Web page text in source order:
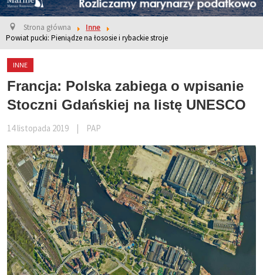
Strona główna
Inne
Powiat pucki: Pieniądze na łososie i rybackie stroje
INNE
Francja: Polska zabiega o wpisanie
Stoczni Gdańskiej na listę UNESCO
14 listopada 2019 PAP